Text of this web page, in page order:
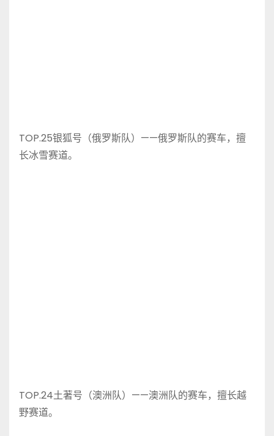
TOP.25银狐号（俄罗斯队）——俄罗斯队的赛车，擅
长冰雪赛道。
TOP.24土著号（澳洲队）——澳洲队的赛车，擅长越
野赛道。